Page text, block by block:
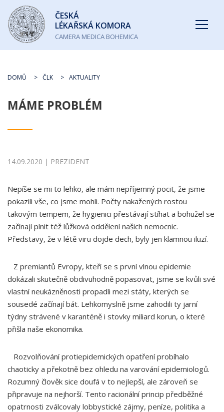
Česká
lékařská
komora
ČESKÁ
LÉKAŘSKÁ KOMORA
CAMERA MEDICA BOHEMICA
DOMŮ ČLK AKTUALITY
MÁME PROBLÉM
14.09.2020 | PREZIDENT
Nepíše se mi to lehko, ale mám nepříjemný pocit, že jsme
pokazili vše, co jsme mohli. Počty nakažených rostou
takovým tempem, že hygienici přestávají stíhat a bohužel se
začínají plnit též lůžková oddělení našich nemocnic.
Představy, že v létě viru dojde dech, byly jen klamnou iluzí.
Z premiantů Evropy, kteří se s první vlnou epidemie
dokázali skutečně obdivuhodně popasovat, jsme se kvůli své
vlastní neukázněnosti propadli mezi státy, kterých se
sousedé začínají bát. Lehkomyslně jsme zahodili ty jarní
týdny strávené v karanténě i stovky miliard korun, o které
přišla naše ekonomika.
Rozvolňování protiepidemických opatření probíhalo
chaoticky a překotně bez ohledu na varování epidemiologů.
Rozumný člověk sice doufá v to nejlepší, ale zároveň se
připravuje na nejhorší. Tento racionální princip předběžné
opatrnosti zválcovaly lobbystické zájmy, peníze, politika a